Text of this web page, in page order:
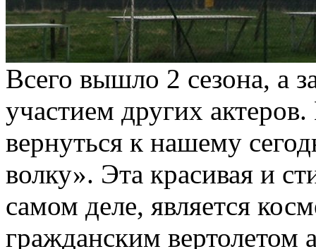
Всего вышло 2 сезона, а
участием других
вернуться к нашему
волку». Эта красивая и
самом деле, является
гражданским вертолетом